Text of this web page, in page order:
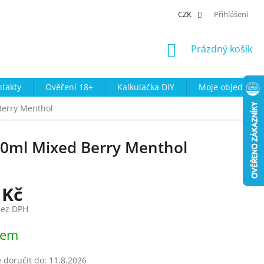
CZK Přihlášení
NÁKUPNÍ
Prázdný košík
Ověření 18+ Kalkulačka DIY
Moje
Menthol
Mixed Berry Menthol
DPH
doručit do: 11.8.2026